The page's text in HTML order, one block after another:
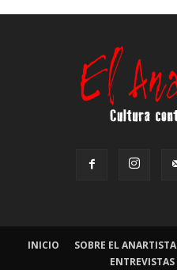
INICIO SOBRE EL ANARTISTA
ENTREVISTAS